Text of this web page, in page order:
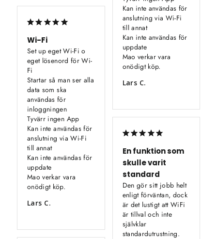
Kan inte användas för
anslutning via Wi-Fi
till annat
Kan inte användas för
uppdate
Mao verkar vara
onödigt köp.
Lars C.
Wi-Fi
Set up eget Wi-Fi o
eget lösenord för Wi-
Fi
Startar så man ser alla
data som ska
användas för
inloggningen
Tyvärr ingen App
Kan inte användas för
anslutning via Wi-Fi
till annat
Kan inte användas för
uppdate
Mao verkar vara
onödigt köp.
Lars C.
En funktion som
skulle varit
standard
Den gör sitt jobb helt
enligt förväntan, dock
är det lustigt att WiFi
är tillval och inte
självklar
standardutrustning.